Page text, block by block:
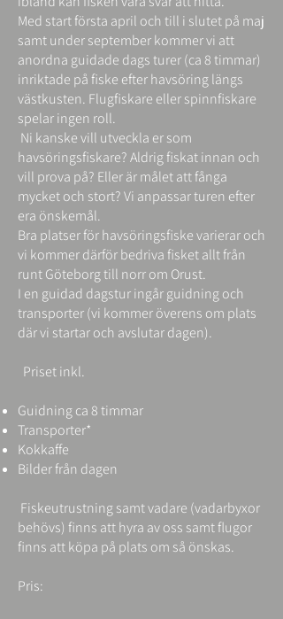
Med start första april och till i slutet på maj
samt under september kommer vi att
anordna guidade dags turer (ca 8 timmar)
inriktade på fiske efter havsöring längs
västkusten. Flugfiskare eller spinnfiskare
spelar ingen roll.
Ni kanske vill utveckla er som
havsöringsfiskare? Aldrig fiskat innan och
vill prova på? Eller är målet att fånga
mycket och stort?Vi anpassar turen efter
era önskemål.
Bra platser för havsöringsfiske varierar och
vi kommer därför bedriva fisket allt från
runt Göteborg till norr om Orust.
I en guidad dagstur ingår guidning och
transporter (vi kommer överens om plats
där vi startar och avslutar dagen).
Priset inkl.
Guidning ca 8 timmar
Transporter*
Kokkaffe
Bilder från dagen
Fiskeutrustning samt vadare (vadarbyxor
behövs) finns att hyra av oss samt flugor
finns att köpa på plats om så önskas.
Pris: